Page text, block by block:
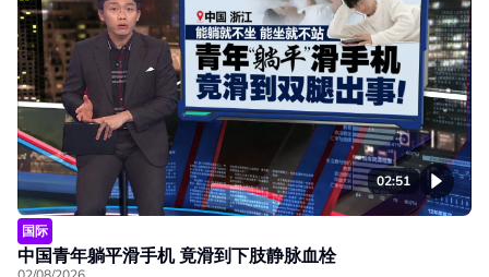
02:51
国际
中国青年躺平滑手机 竟滑到下肢静脉血栓